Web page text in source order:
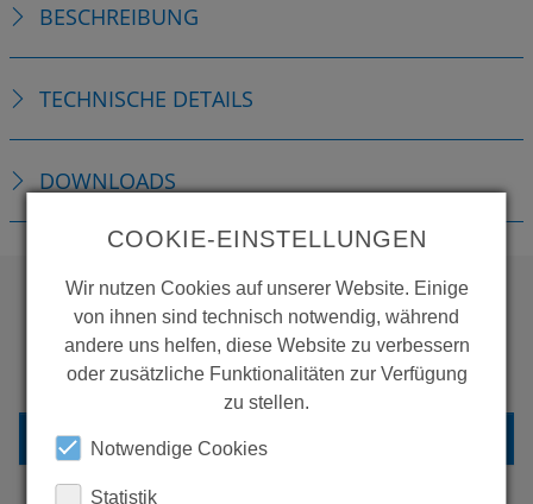
BESCHREIBUNG
TECHNISCHE DETAILS
DOWNLOADS
WOLLEN SIE MEHR
PRODUKTE SEHEN?
ZURÜCK ZUR ÜBERSICHT
COOKIE-EINSTELLUNGEN
Wir nutzen Cookies auf unserer Website. Einige
von ihnen sind technisch notwendig, während
andere uns helfen, diese Website zu verbessern
oder zusätzliche Funktionalitäten zur Verfügung
zu stellen.
Notwendige Cookies
Statistik